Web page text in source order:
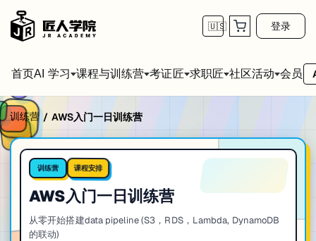
🇺🇸 登录
首页AI 学习 课程与训练营 考证匠 求职匠 社区活动 会员
训练营 / AWS入门一日训练营
训练营 课程安排
AWS入门一日训练营
从零开始搭建data pipeline (S3，RDS，Lambda, DynamoDB
的联动)